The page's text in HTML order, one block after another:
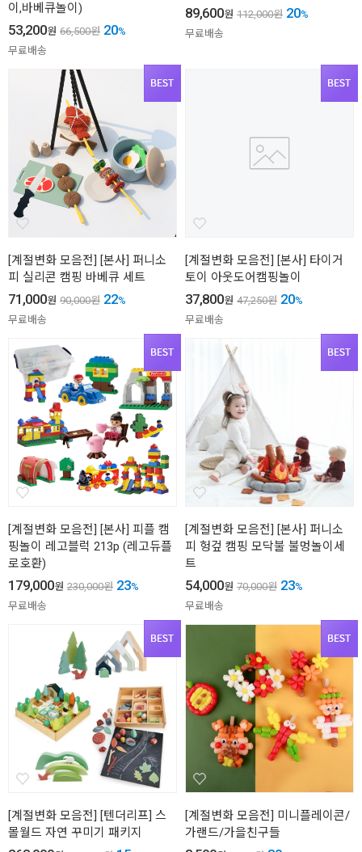
이,바베큐놀이)
53,200원 66,500원 20%
무료배송
89,600원 112,000원 20%
무료배송
[계절변화 모음전] [본사] 퍼니소
피 실리콘 캠핑 바베큐 세트
71,000원 90,000원 22%
무료배송
[계절변화 모음전] [본사] 타이거
토이 아웃도어캠핑놀이
37,800원 47,250원 20%
무료배송
[계절변화 모음전] [본사] 피플 캠
핑놀이 레고블럭 213p (레고듀플
로호환)
179,000원 230,000원 23%
무료배송
[계절변화 모음전] [본사] 퍼니소
피 헝겊 캠핑 모닥불 불멍놀이세
트
54,000원 70,000원 23%
무료배송
[계절변화 모음전] [텐더리프] 스
몰월드 자연 꾸미기 패키지
[계절변화 모음전] 미니플레이콘/
가랜드/가을친구들